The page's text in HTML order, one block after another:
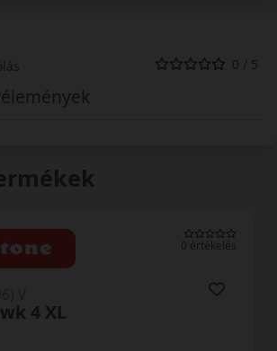
0 / 5
0 értékelés
MFS